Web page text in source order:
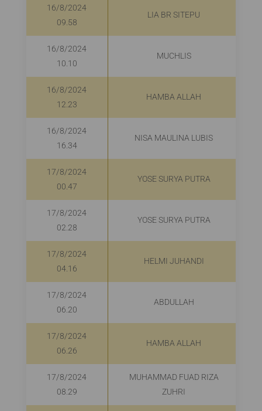
16/8/2024
09.58
LIA BR SITEPU
16/8/2024
10.10
MUCHLIS
16/8/2024
12.23
HAMBA ALLAH
16/8/2024
16.34
NISA MAULINA LUBIS
17/8/2024
00.47
YOSE SURYA PUTRA
17/8/2024
02.28
YOSE SURYA PUTRA
17/8/2024
04.16
HELMI JUHANDI
17/8/2024
06.20
ABDULLAH
17/8/2024
06.26
HAMBA ALLAH
17/8/2024
08.29
MUHAMMAD FUAD RIZA
ZUHRI